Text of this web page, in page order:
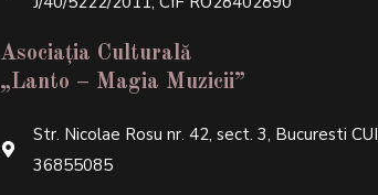
Asociația Culturală
„Lanto – Magia Muzicii”
Str. Nicolae Rosu nr. 42, sect. 3, Bucuresti CUI
36855085